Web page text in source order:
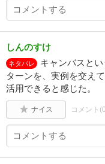
しんのすけ
ネタバレ
キャンバスと
ターンを、実例を交え
活用できると感じた。
ナイス コメント(0